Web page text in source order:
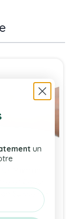
Maman
Suisse sur
Livraison
un